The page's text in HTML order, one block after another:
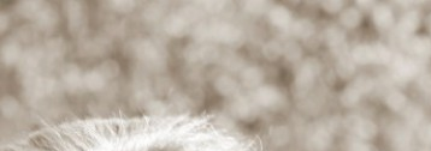
Zum
Inhalt
springen